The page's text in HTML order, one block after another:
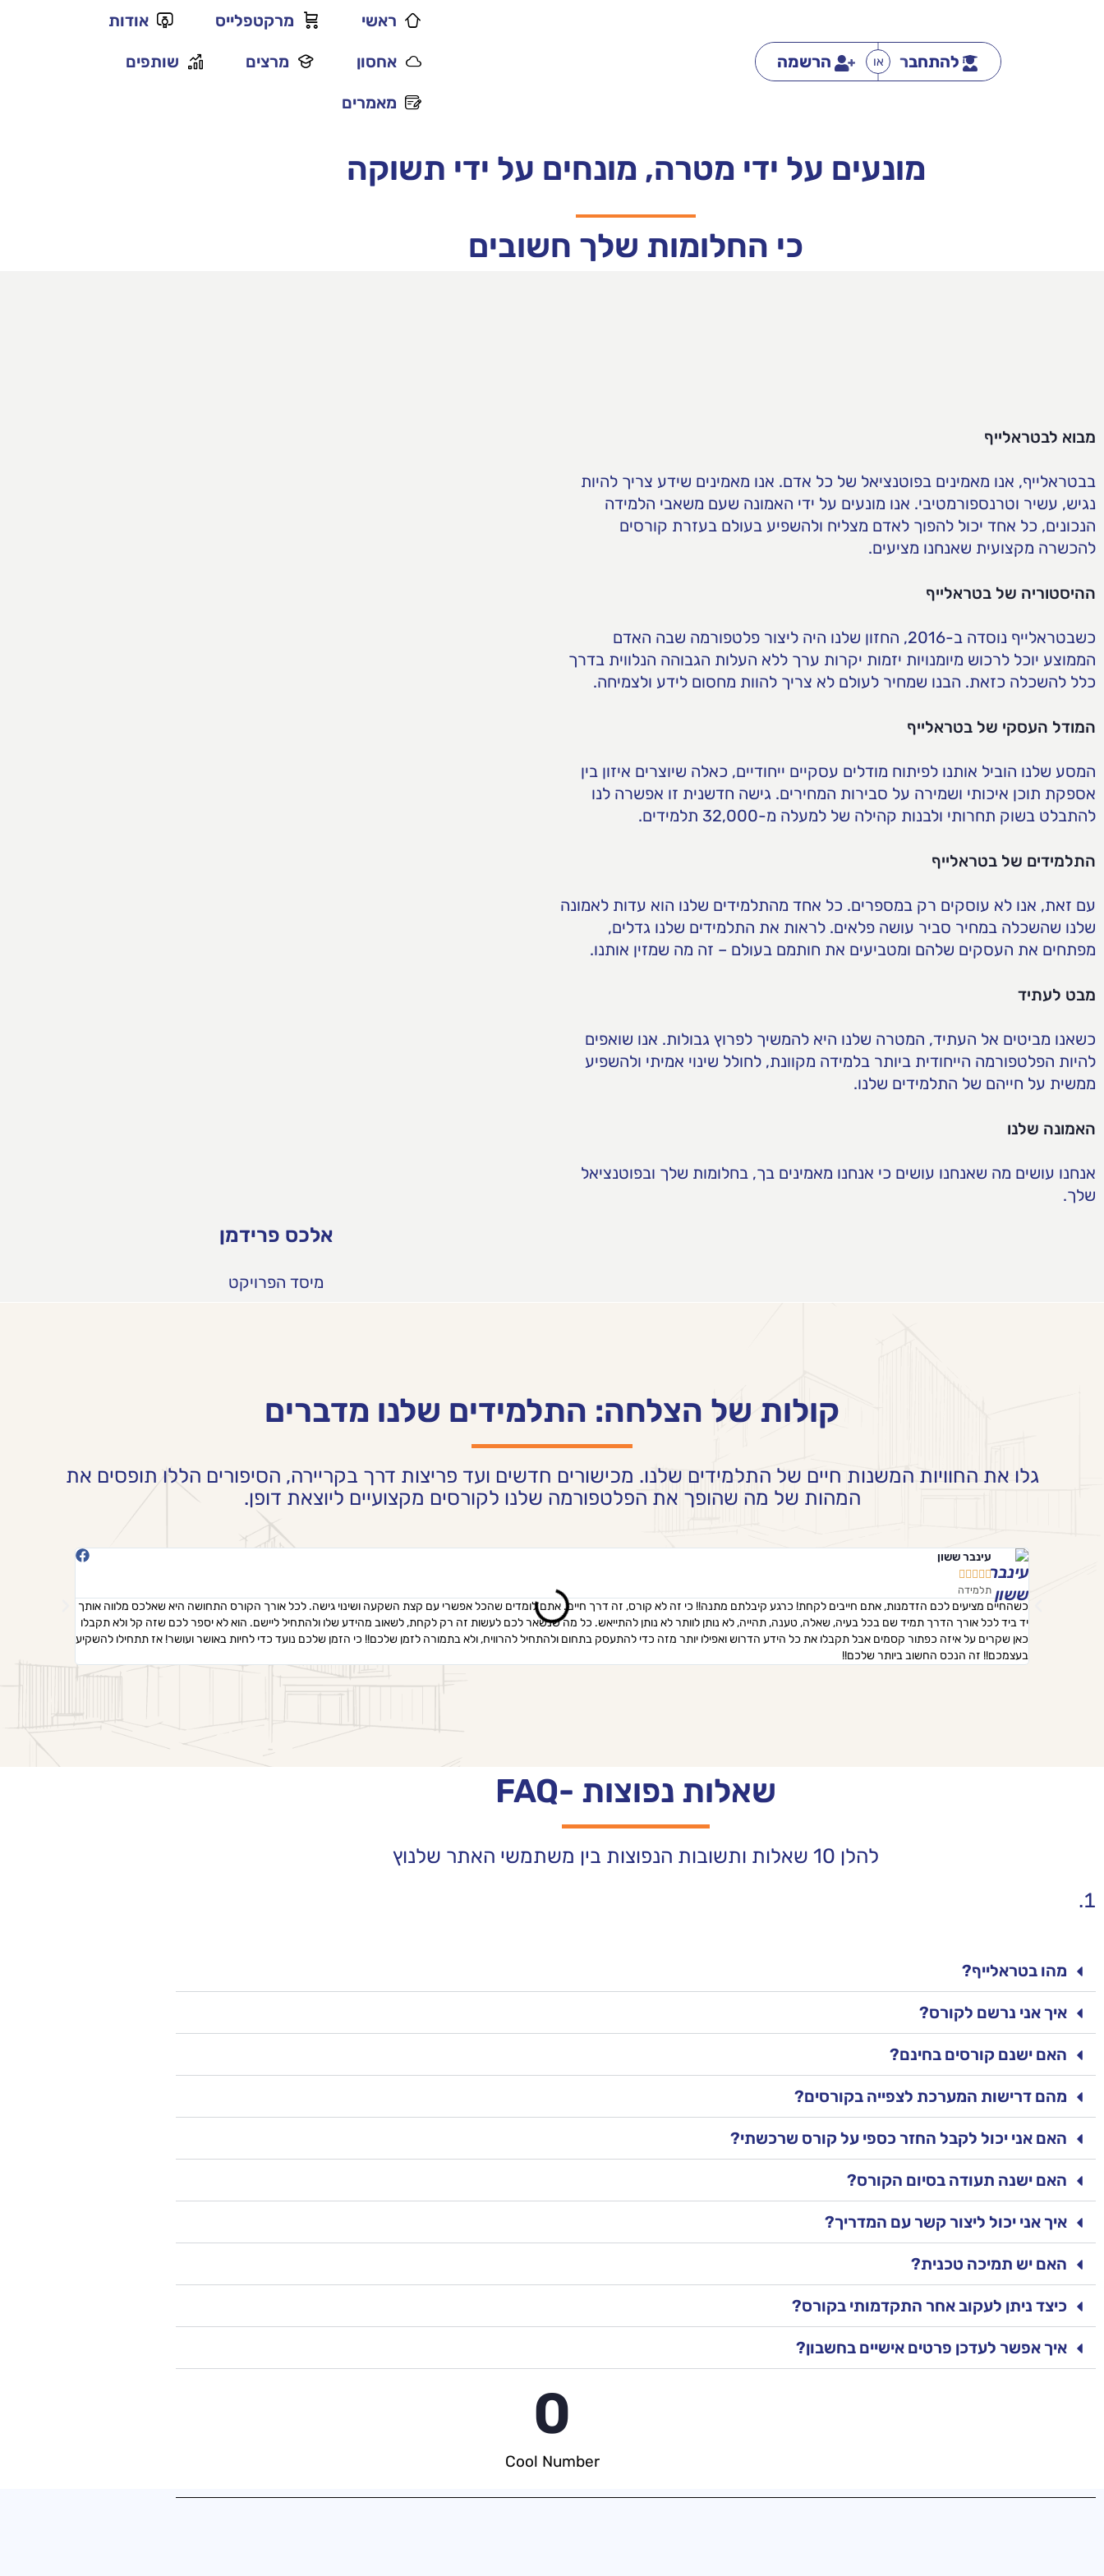
להתחבר או הרשמה
ראשי מרקטפלייס אודות
אחסון מרצים שותפים
מאמרים
מונעים על ידי מטרה, מונחים על ידי תשוקה
כי החלומות שלך חשובים
מבוא לבטראלייף
בבטראלייף, אנו מאמינים בפוטנציאל של כל אדם. אנו מאמינים שידע צריך להיות
נגיש, עשיר וטרנספורמטיבי. אנו מונעים על ידי האמונה שעם משאבי הלמידה
הנכונים, כל אחד יכול להפוך לאדם מצליח ולהשפיע בעולם בעזרת קורסים
להכשרה מקצועית שאנחנו מציעים.
ההיסטוריה של בטראלייף
כשבטראלייף נוסדה ב-2016, החזון שלנו היה ליצור פלטפורמה שבה האדם
הממוצע יוכל לרכוש מיומנויות יזמות יקרות ערך ללא העלות הגבוהה הנלווית בדרך
כלל להשכלה כזאת. הבנו שמחיר לעולם לא צריך להוות מחסום לידע ולצמיחה.
המודל העסקי של בטראלייף
המסע שלנו הוביל אותנו לפיתוח מודלים עסקיים ייחודיים, כאלה שיוצרים איזון בין
אספקת תוכן איכותי ושמירה על סבירות המחירים. גישה חדשנית זו אפשרה לנו
להתבלט בשוק תחרותי ולבנות קהילה של למעלה מ-32,000 תלמידים.
התלמידים של בטראלייף
עם זאת, אנו לא עוסקים רק במספרים. כל אחד מהתלמידים שלנו הוא עדות לאמונה
שלנו שהשכלה במחיר סביר עושה פלאים. לראות את התלמידים שלנו גדלים,
מפתחים את העסקים שלהם ומטביעים את חותמם בעולם – זה מה שמזין אותנו.
מבט לעתיד
כשאנו מביטים אל העתיד, המטרה שלנו היא להמשיך לפרוץ גבולות. אנו שואפים
להיות הפלטפורמה הייחודית ביותר בלמידה מקוונת, לחולל שינוי אמיתי ולהשפיע
ממשית על חייהם של התלמידים שלנו.
האמונה שלנו
אנחנו עושים מה שאנחנו עושים כי אנחנו מאמינים בך, בחלומות שלך ובפוטנציאל
שלך.
אלכס פרידמן
מיסד הפרויקט
קולות של הצלחה: התלמידים שלנו מדברים
גלו את החוויות המשנות חיים של התלמידים שלנו. מכישורים חדשים ועד פריצות דרך בקריירה, הסיפורים הללו תופסים את
המהות של מה שהופך את הפלטפורמה שלנו לקורסים מקצועיים ליוצאת דופן.
עינבר ששון





תלמידה
כשהחיים מציעים לכם הזדמנות, אתם חייבים לקחת! כרגע קיבלתם מתנה!! כי זה לא קורס, זה דרך חיים. אתם לומדים שהכל אפשרי עם קצת השקעה ושינוי גישה. לכל אורך הקורס התחושה היא שאלכס מלווה אותך
יד ביד לכל אורך הדרך תמיד שם בכל בעיה, שאלה, טענה, תהייה, לא נותן לוותר לא נותן להתייאש. כל מה שנשאר לכם לעשות זה רק לקחת, לשאוב מהידע שלו ולהתחיל ליישם. הוא לא יספר לכם שזה קל ולא תקבלו
כאן שקרים על איזה כפתור קסמים אבל תקבלו את כל הידע הדרוש ואפילו יותר מזה כדי להתעסק בתחום ולהתחיל להרוויח, ולא בתמורה לזמן שלכם!! כי הזמן שלכם נועד כדי לחיות באושר ועושר! אז תתחילו להשקיע
בעצמכם!! זה הנכס החשוב ביותר שלכם!!
שאלות נפוצות -FAQ
להלן 10 שאלות ותשובות הנפוצות בין משתמשי האתר שלנוץ
מהו בטראלייף?
איך אני נרשם לקורס?
האם ישנם קורסים בחינם?
מהם דרישות המערכת לצפייה בקורסים?
האם אני יכול לקבל החזר כספי על קורס שרכשתי?
האם ישנה תעודה בסיום הקורס?
איך אני יכול ליצור קשר עם המדריך?
האם יש תמיכה טכנית?
כיצד ניתן לעקוב אחר התקדמותי בקורס?
איך אפשר לעדכן פרטים אישיים בחשבון?
Cool Number
0